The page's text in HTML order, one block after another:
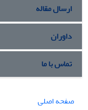
ارسال مقاله
داوران
تماس با ما
صفحه اصلی